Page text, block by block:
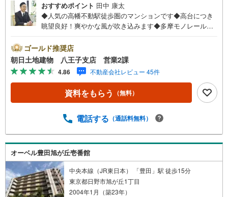
おすすめポイント 田中 康太
◆人気の高幡不動駅徒歩圏のマンションです◆高台につき
眺望良好！爽やかな風が吹き込みます◆多摩モノレールと
光の南東向きで明るい3LDKです※バザール会場には、ベビ
ーベッドや キッズスペースをご用意しております。 小
さなお子様連れでも、安心してご来場ください！資料請
求、住宅ローンのご相談などお気軽にお問合せください！
スタッフ25名でお客様がご覧になったことのない情報を多
数ご用意しております。インターネット、チラシなどに掲
紹介可能です。 担当営業へご希望をお伝えください！■ご
社へのご来社など、ご相談ください。ご希望があれば周辺
環境、お客様の希望に合わせた物件などもご案内をいたし
ます。お住まい探しは朝日土地建物（株）八王子店 営業2
課にお任せください！
ゴールド推奨店
朝日土地建物 八王子支店 営業2課
4.86 不動産会社レビュー 45件
資料をもらう （無料）
電話する （通話料無料）
オーベル豊田旭が丘壱番館
中央本線（JR東日本） 「豊田」駅 徒歩15分
東京都日野市旭が丘1丁目
2004年1月（築23年）